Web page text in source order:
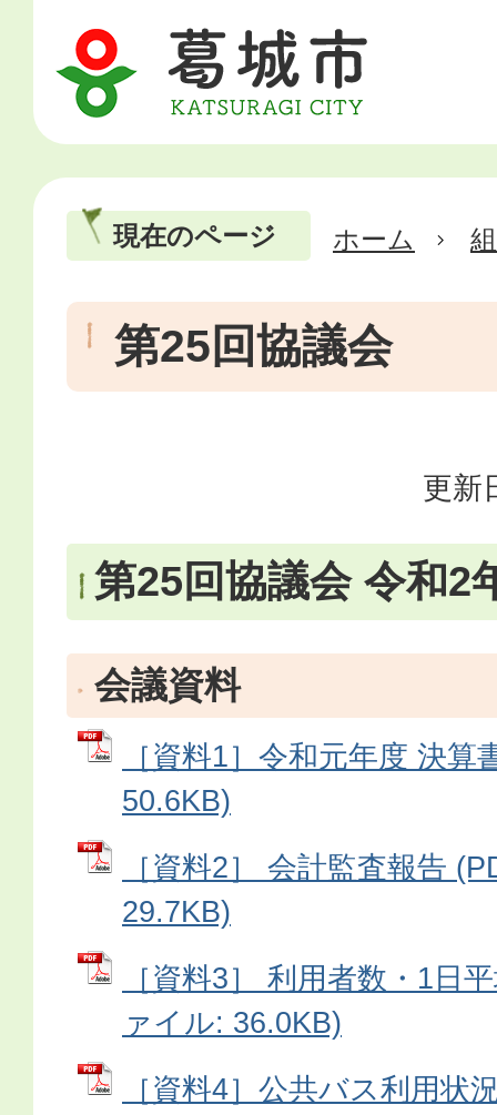
現在のページ ホーム
第25回協議会
更新
第25回協議会 令和2
会議資料
［資料1］令和元年度 決
50.6KB)
［資料2］ 会計監査報告
29.7KB)
［資料3］ 利用者数・1日
ァイル: 36.0KB)
［資料4］公共バス利用状